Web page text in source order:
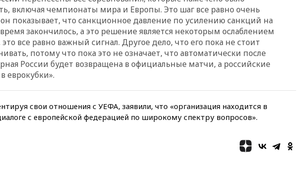
Малайзией
11:04 «Ведомости»: на партию
«Яблоко» ополчились
конкуренты
10:59 Торговые центры и кафе
в России могут обязать
раздавать питьевую воду
10:41Бывшая глава брокера
признала свою вину
одновременного членства в
включая чемпионаты мира и Европы. Это шаг все равно очень
показывает, что санкционное давление по усилению санкций на
закончилось, а это решение является некоторым ослаблением
все равно важный сигнал. Другое дело, что его пока не стоит
потому что пока это не означает, что автоматически после
России будет возвращена в официальные матчи, а российские
еврокубки».
свои отношения с УЕФА, заявили, что «организация находится в
с европейской федерацией по широкому спектру вопросов».